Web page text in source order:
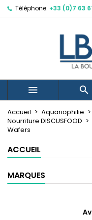
Téléphone: +33 (0)7 63
 
Accueil Aquariophilie
Nourriture DISCUSFOOD
Wafers
ACCUEIL
MARQUES
Mes listes
Créer une
Créer une
Nom de la liste
Annuler
Connexion
Vous devez être
à votre liste d'envies.